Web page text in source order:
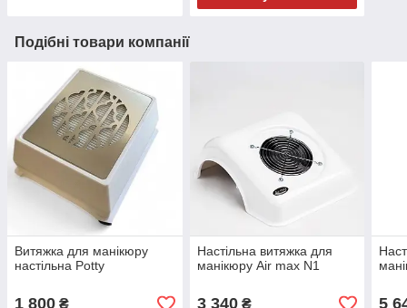
Подібні товари компанії
Витяжка для манікюру
настільна Potty
1 800 ₴
Настільна витяжка для
манікюру Air max N1
3 340₴ 5